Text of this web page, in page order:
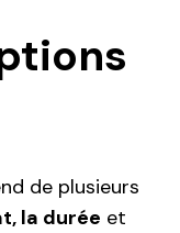
de plusieurs
la durée et